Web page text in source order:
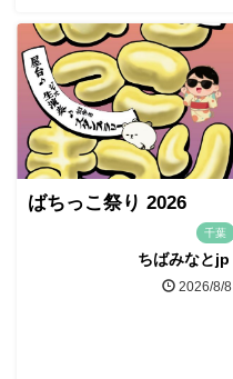
ばちっこ祭り 2026
千葉
ちばみなとjp
2026/8/8